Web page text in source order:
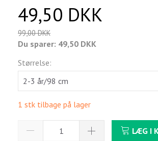
49,50 DKK
99,00 DKK
Du sparer: 49,50 DKK
Størrelse:
1 stk tilbage på lager
LÆG I